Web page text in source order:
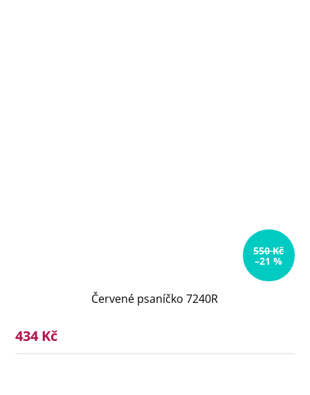
550 Kč
–21 %
Červené psaníčko 7240R
434 Kč